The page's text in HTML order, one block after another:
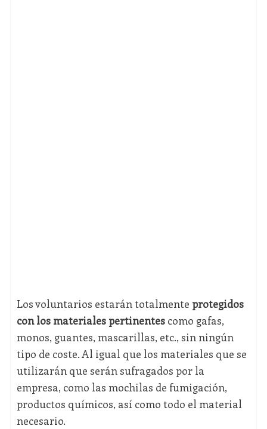
Los voluntarios estarán totalmente protegidos
con los materiales pertinentescomo gafas,
monos, guantes, mascarillas, etc., sin ningún
tipo de coste. Al igual que los materiales que se
utilizarán que serán sufragados por la
empresa, como las mochilas de fumigación,
productos químicos, así como todo el material
necesario.